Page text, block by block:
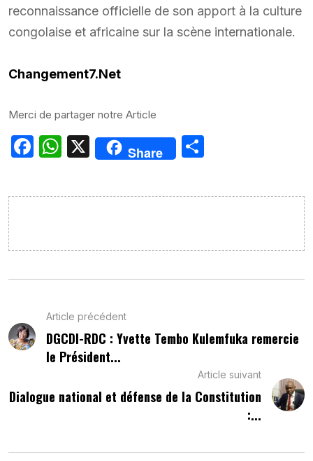
reconnaissance officielle de son apport à la culture
congolaise et africaine sur la scène internationale.
Changement7.Net
Merci de partager notre Article
Facebook
WhatsApp
X Share
Article précédent
DGCDI-RDC : Yvette Tembo Kulemfuka remercie
le Président...
Article suivant
Dialogue national et défense de la Constitution
:...